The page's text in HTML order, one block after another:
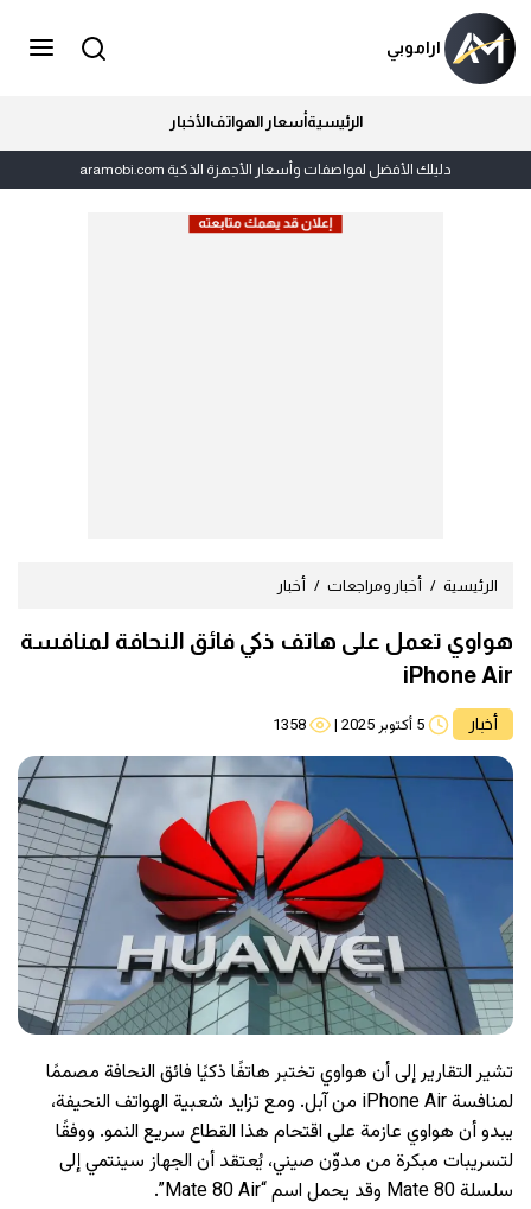
اراموبي
الرئيسيةأسعار الهواتفالأخبار
دليلك الأفضل لمواصفات وأسعار الأجهزة الذكية aramobi.com
الرئيسية أخبار ومراجعات أخبار
هواوي تعمل على هاتف ذكي فائق النحافة لمنافسة
iPhone Air
أخبار 5 أكتوبر 2025 |
1358
تشير التقارير إلى أن هواوي تختبر هاتفًا ذكيًا فائق النحافة مصممًا
لمنافسة iPhone Air من آبل. ومع تزايد شعبية الهواتف النحيفة،
يبدو أن هواوي عازمة على اقتحام هذا القطاع سريع النمو. ووفقًا
لتسريبات مبكرة من مدوّن صيني، يُعتقد أن الجهاز سينتمي إلى
سلسلة Mate 80 وقد يحمل اسم “Mate 80 Air”.